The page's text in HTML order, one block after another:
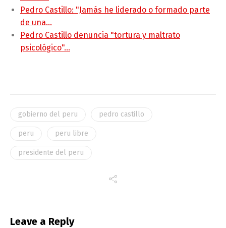
Pedro Castillo: "Jamás he liderado o formado parte
de una…
Pedro Castillo denuncia "tortura y maltrato
psicológico"…
gobierno del peru pedro castillo
peru peru libre
presidente del peru
Leave a Reply